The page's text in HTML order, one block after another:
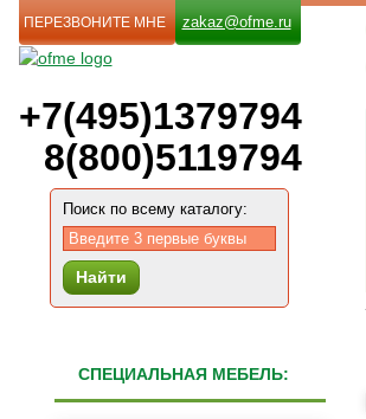
ПЕРЕЗВОНИТЕ МНЕ zakaz@ofme.ru
+7(495)1379794
8(800)5119794
Поиск по всему каталогу:
Найти
СПЕЦИАЛЬНАЯ МЕБЕЛЬ: